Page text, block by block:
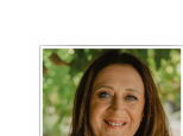
contenu